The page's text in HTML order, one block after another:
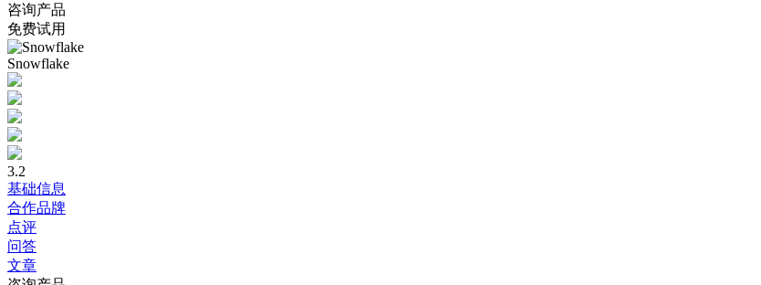
咨询产品
免费试用
Snowflake
3.2
基础信息
合作品牌
点评
问答
文章